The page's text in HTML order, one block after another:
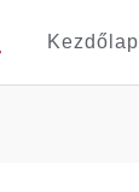
Kezdőlap